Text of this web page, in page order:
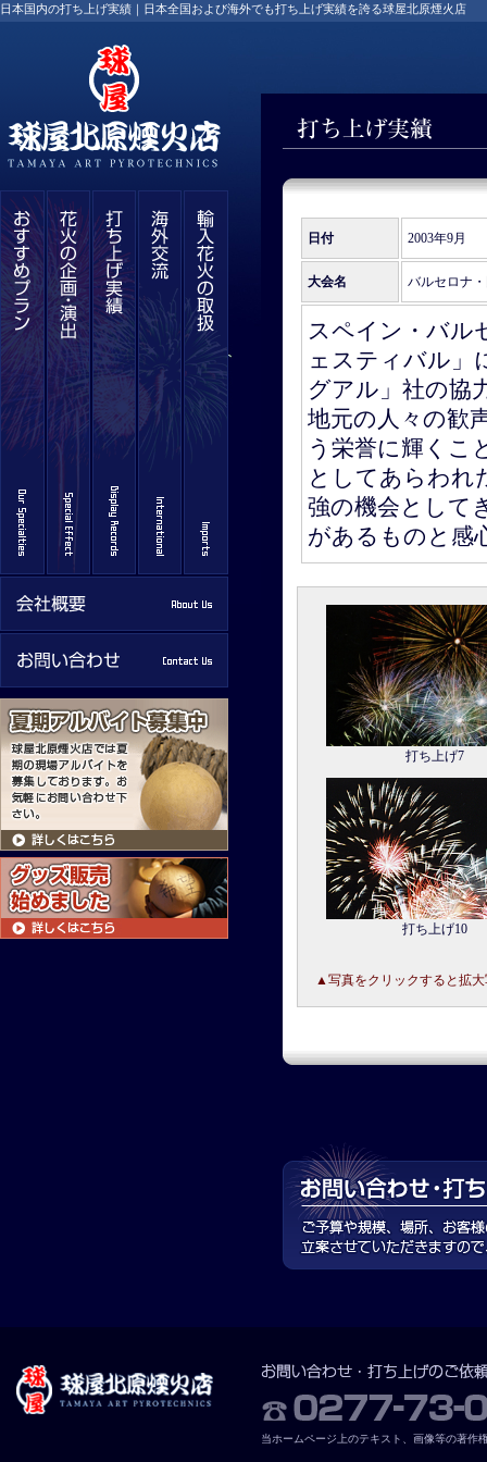
日本国内の打ち上げ実績｜日本全国および海外でも打ち上げ実績を誇る球屋北原煙火店
日付 2003年9月
大会名 バルセロナ
スペイン・バル
ェスティバル」
グアル」社の協
地元の人々の歓
う栄誉に輝くこ
としてあらわれ
強の機会として
があるものと感
打ち上げ7
打ち上げ10
▲写真をクリックすると拡
当ホームページ上のテキスト、画像等の著作